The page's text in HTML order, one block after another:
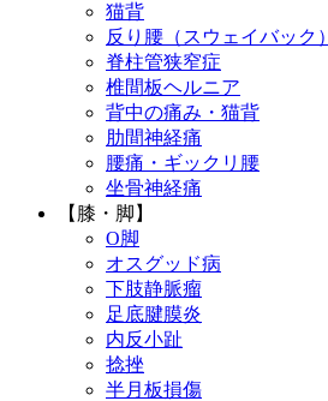
猫背
反り腰（スウェイバック）
脊柱管狭窄症
椎間板ヘルニア
背中の痛み・猫背
肋間神経痛
腰痛・ギックリ腰
坐骨神経痛
【膝・脚】
O脚
オスグッド病
下肢静脈瘤
足底腱膜炎
内反小趾
捻挫
半月板損傷